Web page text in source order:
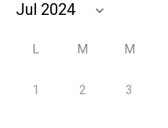
L M M
1 2 3